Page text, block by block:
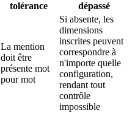
tolérance
dépassé
La mention
doit être
présente mot
pour mot
Si absente, les
dimensions
inscrites peuvent
correspondre à
n'importe quelle
configuration,
rendant tout
contrôle
impossible